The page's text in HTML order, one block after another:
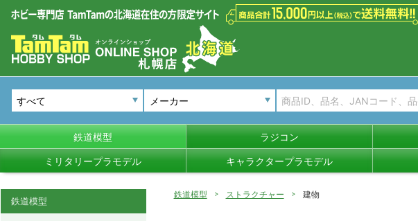
メーカー
鉄道模型 ラジコン
ミリタリープラモデル キャラクタープラモデル
鉄道模型 ストラクチャー 建物
鉄道模型